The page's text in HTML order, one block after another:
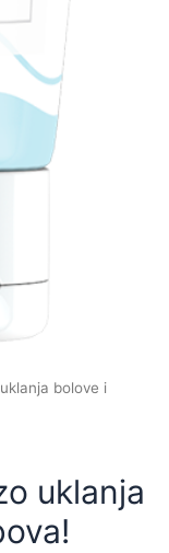
bolove i
uklanja